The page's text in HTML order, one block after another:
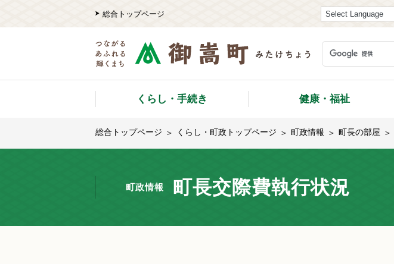
総合トップページ
くらし・手続き 健康・福祉
総合トップページ くらし・町政トップページ 町政情報 町長の部屋
町政情報 町長交際費執行状況